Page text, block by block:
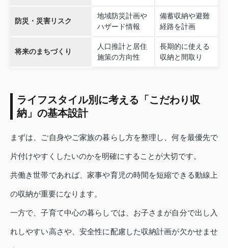
防災・災害リスク
地域防災計画や
ハザード情報
備蓄収納や避難
経路を計画
将来のまちづくり
人口推計と居住
施策の方向性
長期的に使える
収納と間取り
ライフスタイル別に考える「こだわり収
納」の基本設計
まずは、ご自身やご家族の暮らし方を整理し、何を最優先で
片付けやすくしたいのかを明確にすることが大切です。
共働き世帯であれば、家事や育児の時間を短縮できる動線上
の収納が重要になります。
一方で、子育て中心の暮らしでは、お子さまが自分で出し入
れしやすい高さや、安全性に配慮した収納計画が欠かせませ